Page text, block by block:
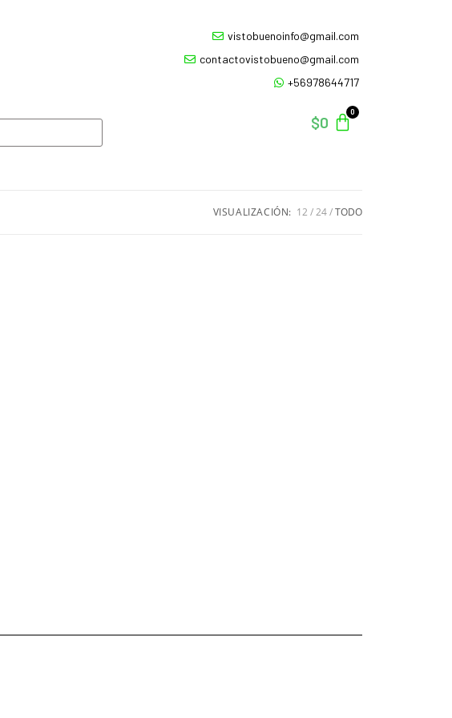
vistobuenoinfo@gmail.com
contactovistobueno@gmail.com
+56978644717
$0
VISUALIZACIÓN: 12 24 TODO